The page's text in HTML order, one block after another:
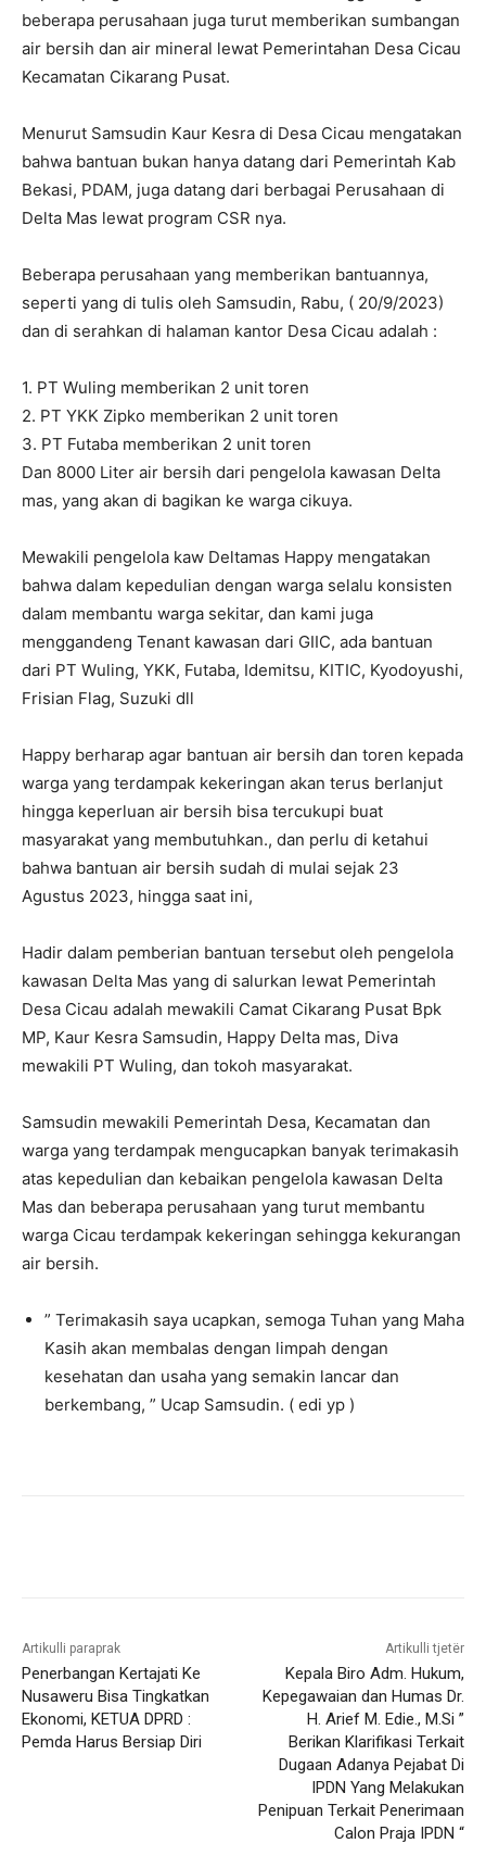
beberapa perusahaan juga turut memberikan sumbangan
air bersih dan air mineral lewat Pemerintahan Desa Cicau
Kecamatan Cikarang Pusat.
Menurut Samsudin Kaur Kesra di Desa Cicau mengatakan
bahwa bantuan bukan hanya datang dari Pemerintah Kab
Bekasi, PDAM, juga datang dari berbagai Perusahaan di
Delta Mas lewat program CSR nya.
Beberapa perusahaan yang memberikan bantuannya,
seperti yang di tulis oleh Samsudin, Rabu, ( 20/9/2023)
dan di serahkan di halaman kantor Desa Cicau adalah :
1. PT Wuling memberikan 2 unit toren
2. PT YKK Zipko memberikan 2 unit toren
3. PT Futaba memberikan 2 unit toren
Dan 8000 Liter air bersih dari pengelola kawasan Delta
mas, yang akan di bagikan ke warga cikuya.
Mewakili pengelola kaw Deltamas Happy mengatakan
bahwa dalam kepedulian dengan warga selalu konsisten
dalam membantu warga sekitar, dan kami juga
menggandeng Tenant kawasan dari GIIC, ada bantuan
dari PT Wuling, YKK, Futaba, Idemitsu, KITIC, Kyodoyushi,
Frisian Flag, Suzuki dll
Happy berharap agar bantuan air bersih dan toren kepada
warga yang terdampak kekeringan akan terus berlanjut
hingga keperluan air bersih bisa tercukupi buat
masyarakat yang membutuhkan., dan perlu di ketahui
bahwa bantuan air bersih sudah di mulai sejak 23
Agustus 2023, hingga saat ini,
Hadir dalam pemberian bantuan tersebut oleh pengelola
kawasan Delta Mas yang di salurkan lewat Pemerintah
Desa Cicau adalah mewakili Camat Cikarang Pusat Bpk
MP, Kaur Kesra Samsudin, Happy Delta mas, Diva
mewakili PT Wuling, dan tokoh masyarakat.
Samsudin mewakili Pemerintah Desa, Kecamatan dan
warga yang terdampak mengucapkan banyak terimakasih
atas kepedulian dan kebaikan pengelola kawasan Delta
Mas dan beberapa perusahaan yang turut membantu
warga Cicau terdampak kekeringan sehingga kekurangan
air bersih.
” Terimakasih saya ucapkan, semoga Tuhan yang Maha
Kasih akan membalas dengan limpah dengan
kesehatan dan usaha yang semakin lancar dan
berkembang, ” Ucap Samsudin. ( edi yp )
Artikulli paraprak
Penerbangan Kertajati Ke
Nusaweru Bisa Tingkatkan
Ekonomi, KETUA DPRD :
Pemda Harus Bersiap Diri
Artikulli tjetër
Kepala Biro Adm. Hukum,
Kepegawaian dan Humas Dr.
H. Arief M. Edie., M.Si ”
Berikan Klarifikasi Terkait
Dugaan Adanya Pejabat Di
IPDN Yang Melakukan
Penipuan Terkait Penerimaan
Calon Praja IPDN “